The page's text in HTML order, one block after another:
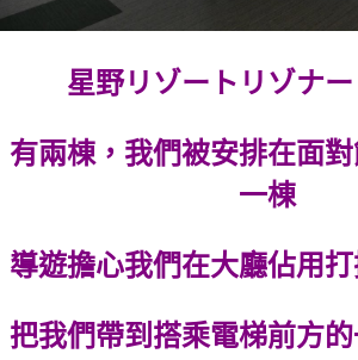
星野リゾートリゾナ
有兩棟，我們被安排在面
一棟
導遊擔心我們在大廳佔用
把我們帶到搭乘電梯前方